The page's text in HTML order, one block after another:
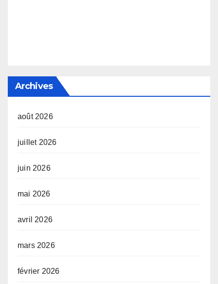
Archives
août 2026
juillet 2026
juin 2026
mai 2026
avril 2026
mars 2026
février 2026